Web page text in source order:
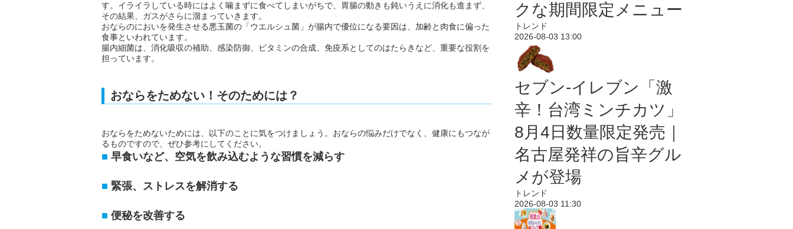
す。イライラしている時にはよく噛まずに食べてしまいがちで、胃腸の動きも鈍いうえに消化も進まず、
その結果、ガスがさらに溜まっていきます。
おならのにおいを発生させる悪玉菌の「ウエルシュ菌」が腸内で優位になる要因は、加齢と肉食に偏った
食事といわれています。
腸内細菌は、消化吸収の補助、感染防御、ビタミンの合成、免疫系としてのはたらきなど、重要な役割を
担っています。
おならをためない！そのためには？
おならをためないためには、以下のことに気をつけましょう。おならの悩みだけでなく、健康にもつなが
るものですので、ぜひ参考にしてください。
早食いなど、空気を飲み込むような習慣を減らす
緊張、ストレスを解消する
便秘を改善する
クな期間限定メニュー
トレンド
2026-08-03 13:00
セブン-イレブン「激
辛！台湾ミンチカツ」
8月4日数量限定発売｜
名古屋発祥の旨辛グル
メが登場
トレンド
2026-08-03 11:30